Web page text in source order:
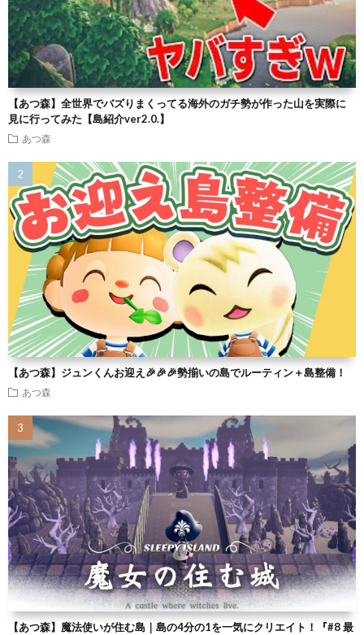
【あつ森】全世界でバズりまくってる海外のガチ勢が作った山を実際に
見に行ってみた【島紹介ver2.0.】
あつ森
【あつ森】ジュンくんお迎え🎉🎉🎉勢揃いの島でルーティン＋島整備！
あつ森
【あつ森】魔法使いが住む島｜島の4分の1を一気にクリエイト！『#8 最